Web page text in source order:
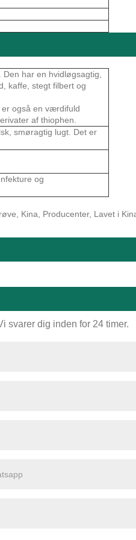
har en hvidløgsagtig,
kaffe, stegt filbert og
også en værdifuld
af thiophen.
smøragtig lugt. Det er
og
Kina, Producenter, Lavet i
svarer dig inden for 24 timer.